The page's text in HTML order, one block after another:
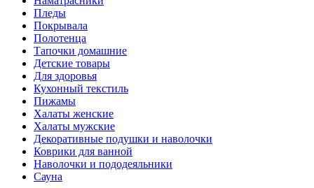
Пледы
Покрывала
Полотенца
Тапочки домашние
Детские товары
Для здоровья
Кухонный текстиль
Пижамы
Халаты женские
Халаты мужские
Декоративные подушки и наволочки
Коврики для ванной
Наволочки и пододеяльники
Сауна